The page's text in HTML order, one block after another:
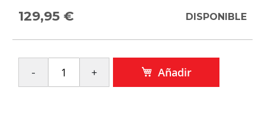
129,95 € DISPONIBLE
Añadir